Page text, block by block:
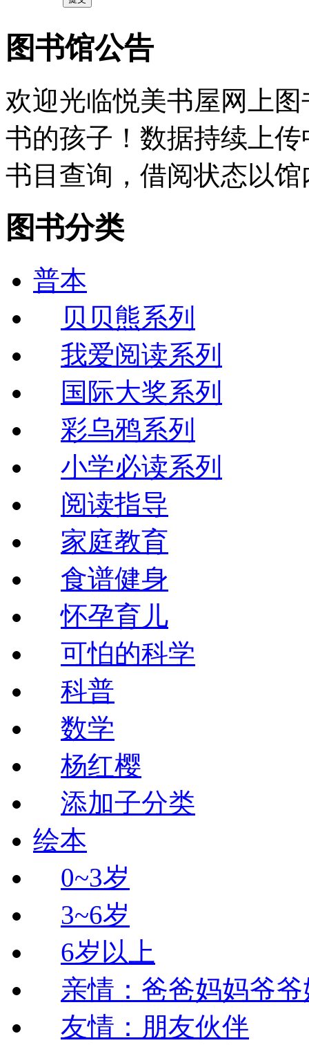
图书馆公告
欢迎光临悦美书屋网上
书的孩子！数据持续上
书目查询，借阅状态以
图书分类
普本
贝贝熊系列
我爱阅读系列
国际大奖系列
彩乌鸦系列
小学必读系列
阅读指导
家庭教育
食谱健身
怀孕育儿
可怕的科学
科普
数学
杨红樱
添加子分类
绘本
0~3岁
3~6岁
6岁以上
亲情：爸爸妈妈爷
友情：朋友伙伴